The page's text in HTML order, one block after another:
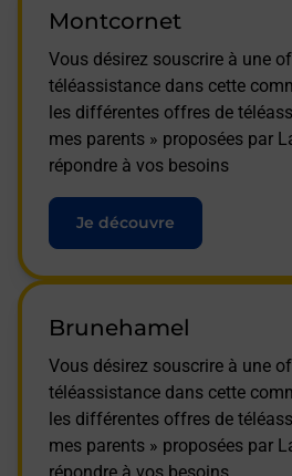
Montcornet
Vous désirez souscrire à une
téléassistance dans cette
les différentes offres de
mes parents » proposées par
répondre à vos besoins
Je découvre
Brunehamel
Vous désirez souscrire à une
téléassistance dans cette
les différentes offres de
mes parents » proposées par